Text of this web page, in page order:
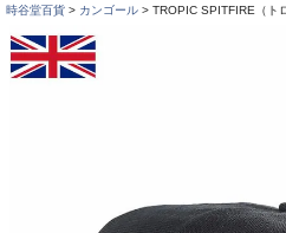
時谷堂百貨 カンゴール TROPIC SPITFIRE（ト